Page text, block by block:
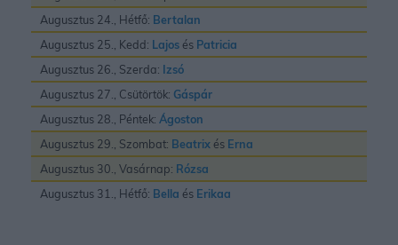
Augusztus 24., Hétfő: Bertalan
Augusztus 25., Kedd: Lajos és Patricia
Augusztus 26., Szerda: Izsó
Augusztus 27., Csütörtök: Gáspár
Augusztus 28., Péntek: Ágoston
Augusztus 29., Szombat: Beatrix és Erna
Augusztus 30., Vasárnap: Rózsa
Augusztus 31., Hétfő: Bella és Erikaa